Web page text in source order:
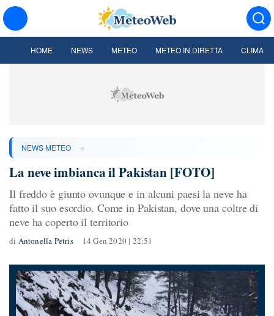
HOME NEWS METEO METEO IN DIRETTA CLIMA
NEWS METEO »
La neve imbianca il Pakistan [FOTO]
Il freddo è giunto ovunque e in alcuni paesi la neve ha
fatto il suo esordio. Come in Pakistan, dove una coltre di
neve ha coperto il territorio
di Antonella Petris 14 Gen 2020 | 22:51